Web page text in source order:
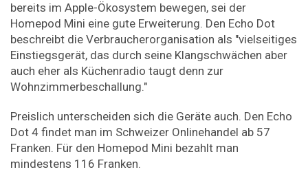
bereits im Apple-Ökosystem bewegen, sei der
Homepod Mini eine gute Erweiterung. Den Echo Dot
beschreibt die Verbraucherorganisation als "vielseitiges
Einstiegsgerät, das durch seine Klangschwächen aber
auch eher als Küchenradio taugt denn zur
Wohnzimmerbeschallung."
Preislich unterscheiden sich die Geräte auch. Den Echo
Dot 4 findet man im Schweizer Onlinehandel ab 57
Franken. Für den Homepod Mini bezahlt man
mindestens 116 Franken.